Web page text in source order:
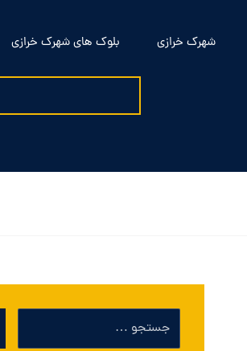
شهرک خرازی بلوک های شهرک خرازی